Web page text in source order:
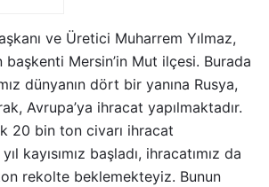
ve Üretici Muharrem Yılmaz,
başkenti Mersin’in Mut ilçesi. Burada
dünyanın dört bir yanına Rusya,
Avrupa’ya ihracat yapılmaktadır.
20 bin ton civarı ihracat
kayısımız başladı, ihracatımız da
rekolte beklemekteyiz. Bunun